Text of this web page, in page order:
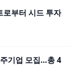
로부터 시드 투자
기업 모집…총 4